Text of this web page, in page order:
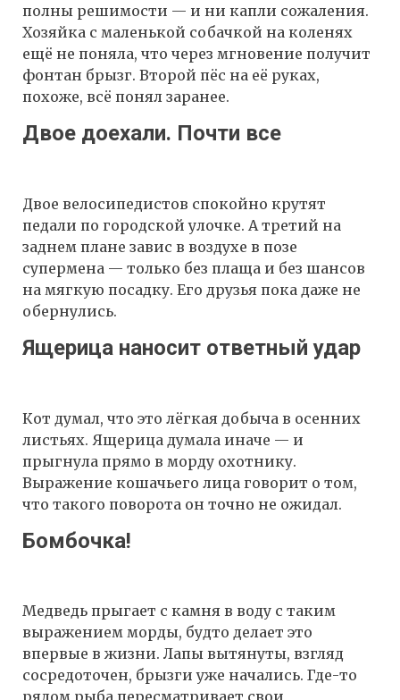
полны решимости — и ни капли сожаления.
Хозяйка с маленькой собачкой на коленях
ещё не поняла, что через мгновение получит
фонтан брызг. Второй пёс на её руках,
похоже, всё понял заранее.
Двое доехали. Почти все
Двое велосипедистов спокойно крутят
педали по городской улочке. А третий на
заднем плане завис в воздухе в позе
супермена — только без плаща и без шансов
на мягкую посадку. Его друзья пока даже не
обернулись.
Ящерица наносит ответный удар
Кот думал, что это лёгкая добыча в осенних
листьях. Ящерица думала иначе — и
прыгнула прямо в морду охотнику.
Выражение кошачьего лица говорит о том,
что такого поворота он точно не ожидал.
Бомбочка!
Медведь прыгает с камня в воду с таким
выражением морды, будто делает это
впервые в жизни. Лапы вытянуты, взгляд
сосредоточен, брызги уже начались. Где-то